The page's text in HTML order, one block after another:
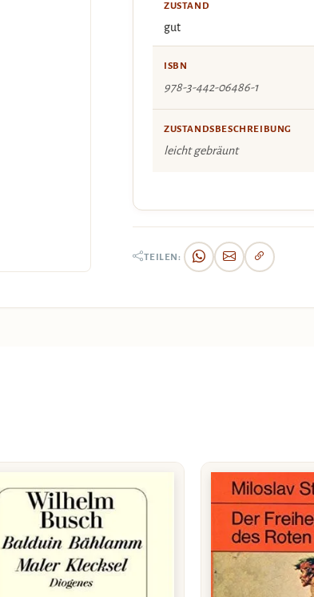
ZUSTAND
gut
ISBN
978-3-442-06486-1
ZUSTANDSBESCHREIBUNG
leicht gebräunt
TEILEN: